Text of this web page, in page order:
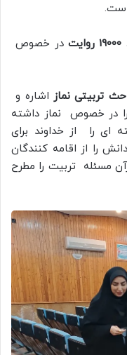
است.
19000 روایت
در خصوص
تربیتی نماز اشاره و
در خصوص نماز داشته
ای را از خداوند برای
را از اقامه کنندگان
مسئله تربیت را مطرح